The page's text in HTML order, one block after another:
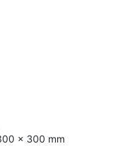
x 300 mm